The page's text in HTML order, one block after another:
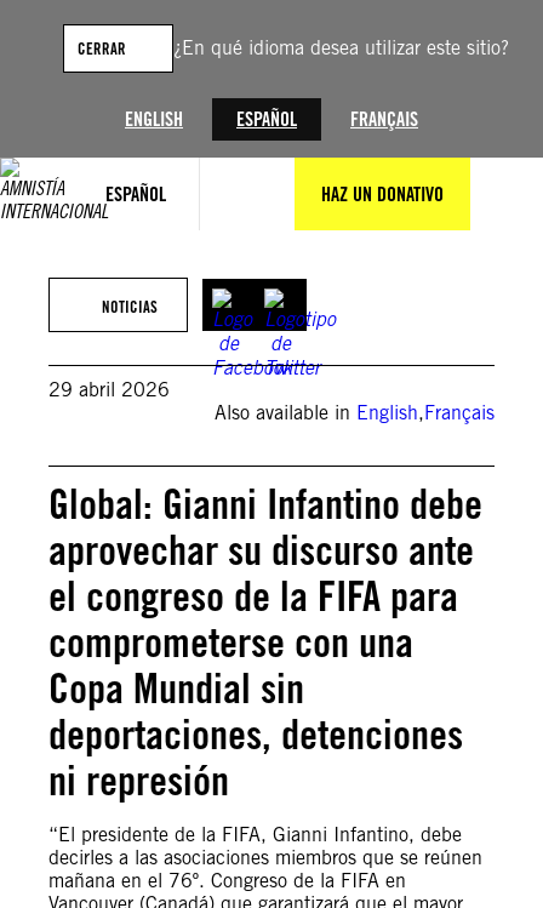
¿En qué idioma desea utilizar este sitio?
ENGLISH ESPAÑOL FRANÇAIS
CERRAR
ESPAÑOL HAZ UN DONATIVO
contenido
NOTICIAS
29 abril 2026
Also available in English,Français
Global: Gianni Infantino debe
aprovechar su discurso ante
el congreso de la FIFA para
comprometerse con una
Copa Mundial sin
deportaciones, detenciones
ni represión
“El presidente de la FIFA, Gianni Infantino, debe
decirles a las asociaciones miembros que se reúnen
mañana en el 76º. Congreso de la FIFA en